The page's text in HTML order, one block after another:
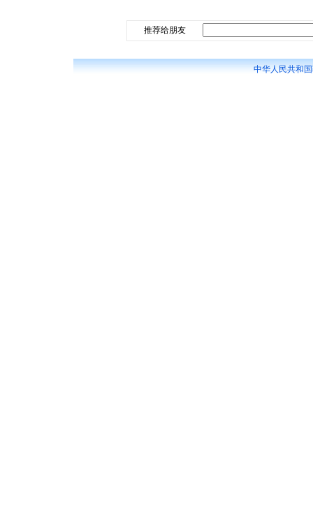
推荐给朋友
中华人民共和